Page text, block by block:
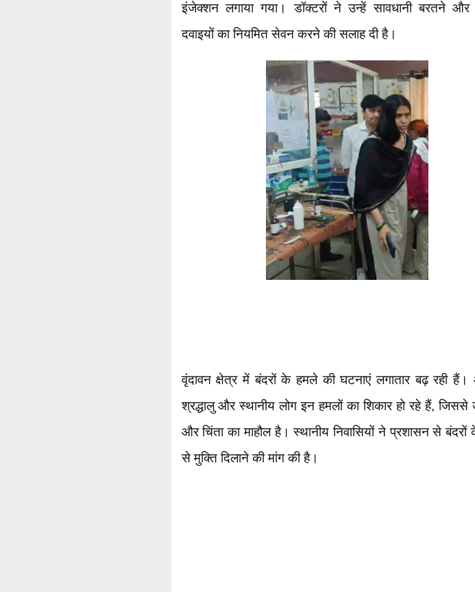
इंजेक्शन लगाया गया। डॉक्टरों ने उन्हें सावधानी बरतने और
दवाइयों का नियमित सेवन करने की सलाह दी है।
वृंदावन क्षेत्र में बंदरों के हमले की घटनाएं लगातार बढ़ रही
श्रद्धालु और स्थानीय लोग इन हमलों का शिकार हो रहे हैं,
और चिंता का माहौल है। स्थानीय निवासियों ने प्रशासन से
से मुक्ति दिलाने की मांग की है।